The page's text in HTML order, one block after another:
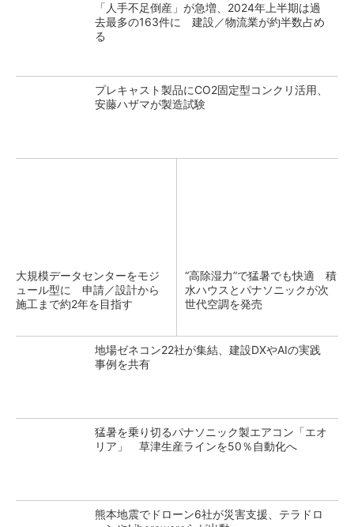
「人手不足倒産」が急増、2024年上半期は過
去最多の163件に 建設／物流業が約半数占め
る
プレキャスト製品にCO2固定型コンクリ活用、
安藤ハザマが製造試験
大規模データセンターをモジ
ュール型に 申請／設計から
施工まで約2年を目指す
“高除湿力”で猛暑でも快適 積
水ハウスとパナソニックが次
世代空調を発売
地場ゼネコン22社が集結、建設DXやAIの実践
事例を共有
猛暑を乗り切るパナソニック製エアコン「エオ
リア」 草津生産ラインを50％自動化へ
熊本地震でドローン6社が災害支援、テラドロ